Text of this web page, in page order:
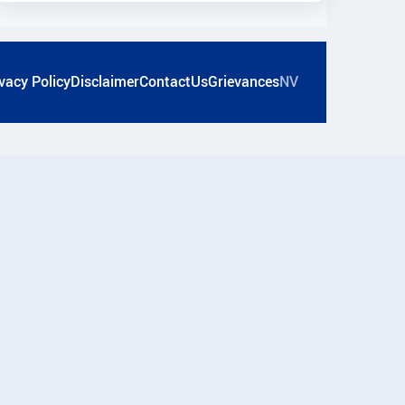
PolicyDisclaimerContactUsGrievancesNV